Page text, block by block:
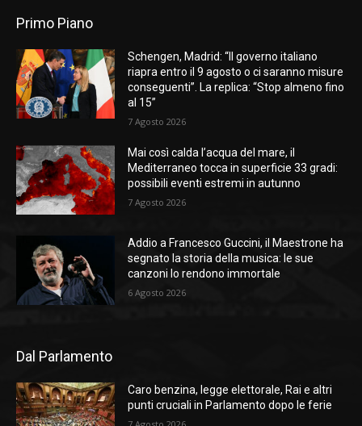
Primo Piano
Schengen, Madrid: “Il governo italiano
riapra entro il 9 agosto o ci saranno misure
conseguenti”. La replica: “Stop almeno fino
al 15”
7 Agosto 2026
Mai così calda l’acqua del mare, il
Mediterraneo tocca in superficie 33 gradi:
possibili eventi estremi in autunno
7 Agosto 2026
Addio a Francesco Guccini, il Maestrone ha
segnato la storia della musica: le sue
canzoni lo rendono immortale
6 Agosto 2026
Dal Parlamento
Caro benzina, legge elettorale, Rai e altri
punti cruciali in Parlamento dopo le ferie